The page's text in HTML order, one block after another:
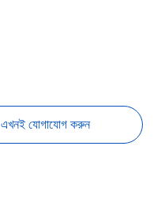
এখনই যোগাযোগ করুন